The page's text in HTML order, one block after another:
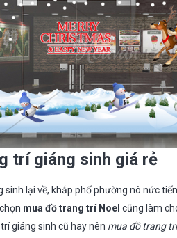
trí giáng sinh giá rẻ
lại về, khắp phố phường nô nức
mua đồ trang trí Noel cũng làm
giáng sinh cũ hay nên mua đồ trang